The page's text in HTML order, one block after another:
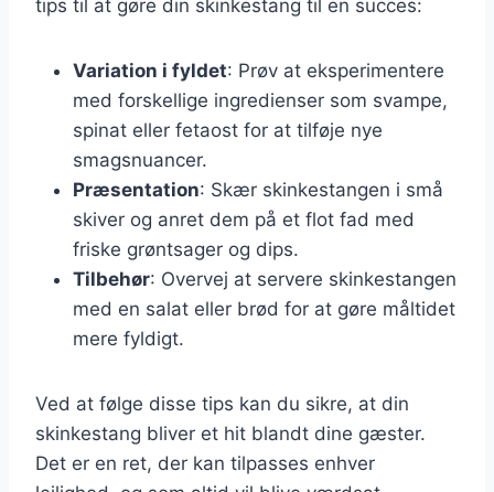
tips til at gøre din skinkestang til en succes:
Variation i fyldet: Prøv at eksperimentere
med forskellige ingredienser som svampe,
spinat eller fetaost for at tilføje nye
smagsnuancer.
Præsentation: Skær skinkestangen i små
skiver og anret dem på et flot fad med
friske grøntsager og dips.
Tilbehør: Overvej at servere skinkestangen
med en salat eller brød for at gøre måltidet
mere fyldigt.
Ved at følge disse tips kan du sikre, at din
skinkestang bliver et hit blandt dine gæster.
Det er en ret, der kan tilpasses enhver